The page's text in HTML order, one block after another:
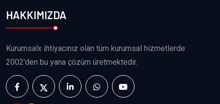
HAKKIMIZDA
Kurumsalx ihtiyacınız olan tüm kurumsal hizmetlerde
2002'den bu yana çözüm üretmektedir.